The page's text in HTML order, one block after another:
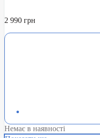
2 990 грн
Немає в наявності